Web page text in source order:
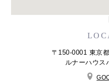
〒150-0001 東京
ルナーハウス